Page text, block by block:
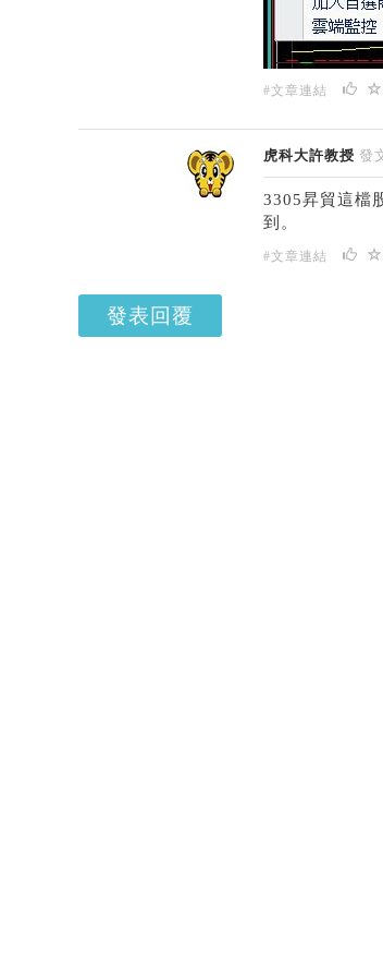
#文章連結
虎科大許教授 發
3305昇貿這檔
到。
#文章連結
發表回覆